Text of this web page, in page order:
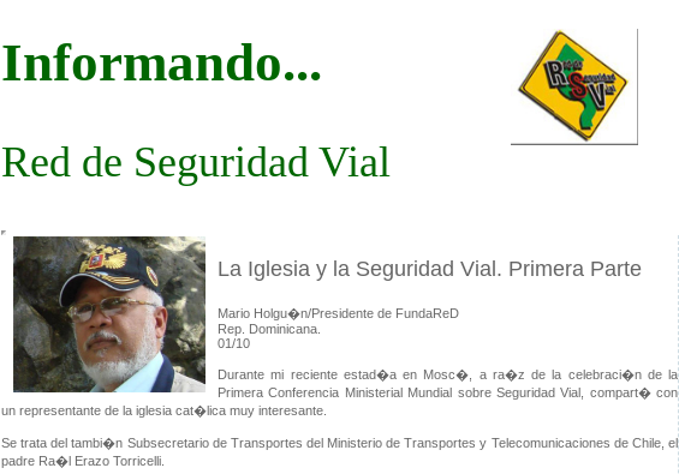
Informando...
Red de Seguridad Vial
La Iglesia y la Seguridad Vial. Primera Parte
Mario Holgu�n/Presidente de FundaReD
Rep. Dominicana.
01/10
Durante mi reciente estad�a en Mosc�, a ra�z de la celebraci�n de la
Primera Conferencia Ministerial Mundial sobre Seguridad Vial, compart� con
un representante de la iglesia cat�lica muy interesante.
Se trata del tambi�n Subsecretario de Transportes del Ministerio de Transportes y Telecomunicaciones de Chile, el
padre Ra�l Erazo Torricelli.